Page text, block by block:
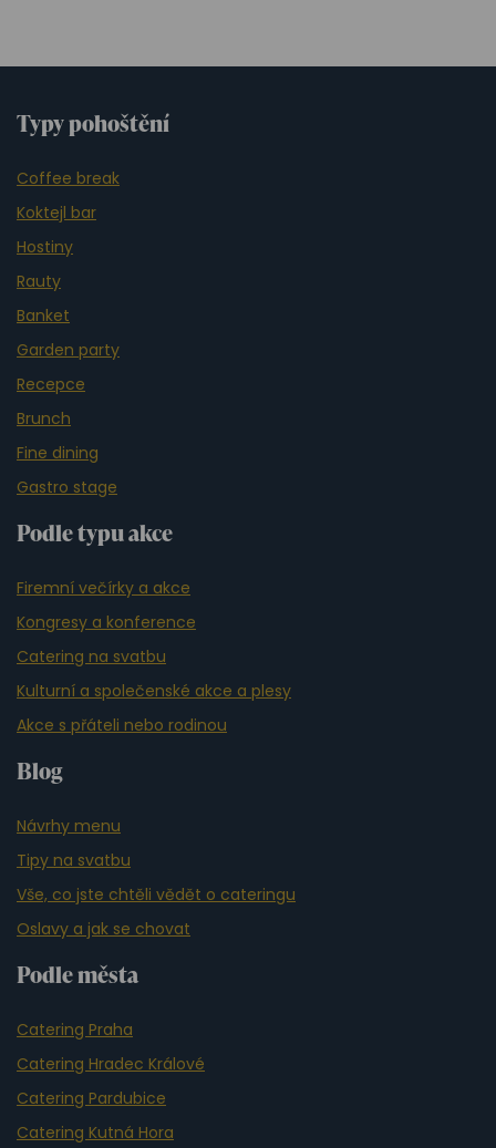
Typy pohoštění
Coffee break
Koktejl bar
Hostiny
Rauty
Banket
Garden party
Recepce
Brunch
Fine dining
Gastro stage
Podle typu akce
Firemní večírky a akce
Kongresy a konference
Catering na svatbu
Kulturní a společenské akce a plesy
Akce s přáteli nebo rodinou
Blog
Návrhy menu
Tipy na svatbu
Vše, co jste chtěli vědět o cateringu
Oslavy a jak se chovat
Podle města
Catering Praha
Catering Hradec Králové
Catering Pardubice
Catering Kutná Hora